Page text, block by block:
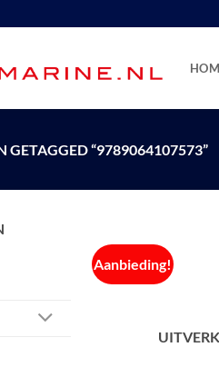
GETAGGED “9789064107573”
Aanbieding!